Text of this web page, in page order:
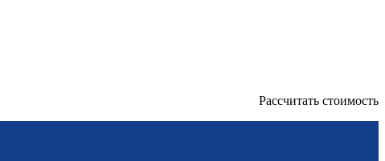
Рассчитать стоимость